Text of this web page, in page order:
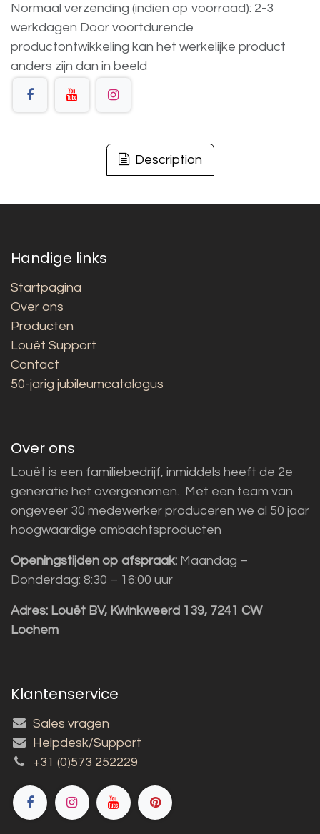
Normaal verzending (indien op voorraad): 2-3
werkdagen Door voortdurende
productontwikkeling kan het werkelijke product
anders zijn dan in beeld
Description
Handige links
Startpagina
Over ons
Producten
Louët Support
Contact
50-jarig jubileumcatalogus
Over ons
Louët is een familiebedrijf, inmiddels heeft de 2e
generatie het overgenomen. Met een team van
ongeveer 30 medewerker produceren we al 50 jaar
hoogwaardige ambachtsproducten
Openingstijden op afspraak: Maandag –
Donderdag: 8:30 – 16:00 uur
Adres: Louët BV, Kwinkweerd 139, 7241 CW
Lochem
Klantenservice
Sales vragen
Helpdesk/Support
+31 (0)573 252229